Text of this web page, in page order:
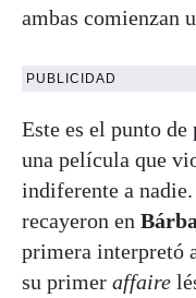
ambas comienzan
PUBLICIDAD
Este es el punto de
una película que
indiferente a
recayeron en
primera interpretó
su primer affaire